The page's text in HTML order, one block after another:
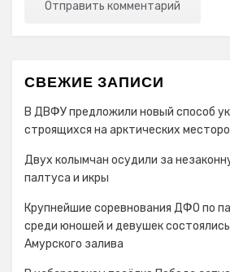
СВЕЖИЕ ЗАПИСИ
В ДВФУ предложили новый способ
строящихся на арктических
Двух колымчан осудили за
палтуса и икры
Крупнейшие соревнования ДФО по
среди юношей и девушек
Амурского залива